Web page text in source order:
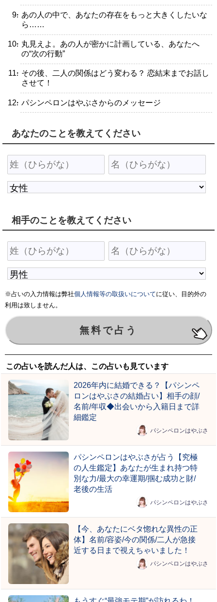
・あの人の中で、あなたの存在をもっと大きくしたいな
ら……
・丸見えよ。あの人が密かに計画している、あなたへ
の“次の行動”
・その後、二人の関係はどう変わる？ 恋結末までお話し
させて！
・パシンペロンはやぶさからのメッセージ
あなたのことを教えてください
相手のことを教えてください
※占いの入力情報は弊社個人情報等の取扱いについてに従い、目的外の
利用は致しません。
この占いを読んだ人は、この占いも見ています
2026年内に結婚できる？【パシンペ
ロンはやぶさの結婚占い】相手の顔/
名前/年収◆出会いから入籍日まで詳
細鑑定
パシンペロンはやぶさ
パシンペロンはやぶさが占う【究極
の人生鑑定】あなたが生まれ持つ特
別な力/最大の幸運期/掴む成功と財/
老後の生活
パシンペロンはやぶさ
【今、あなたにベタ惚れな異性の正
体】名前/容姿/今の関係/二人が急接
近する日まで視えちゃいました！
パシンペロンはやぶさ